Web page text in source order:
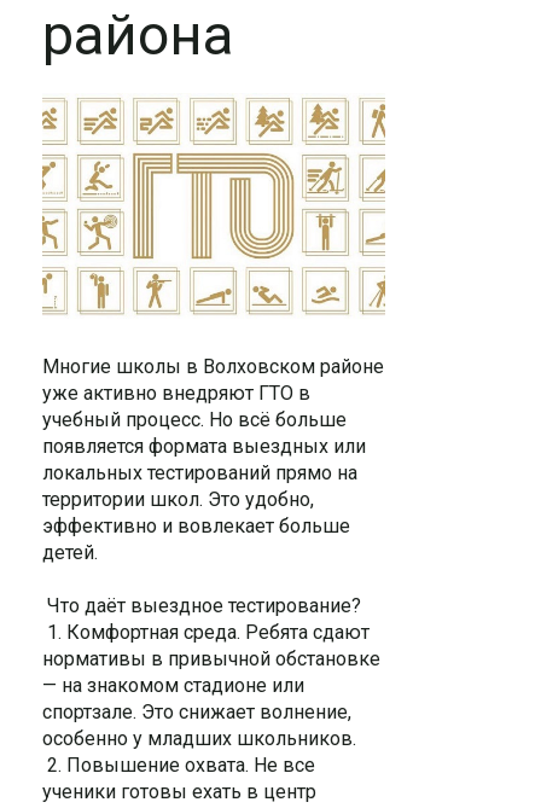
района
Многие школы в Волховском районе
уже активно внедряют ГТО в
учебный процесс. Но всё больше
появляется формата выездных или
локальных тестирований прямо на
территории школ. Это удобно,
эффективно и вовлекает больше
детей.
Что даёт выездное тестирование?
1. Комфортная среда. Ребята сдают
нормативы в привычной обстановке
— на знакомом стадионе или
спортзале. Это снижает волнение,
особенно у младших школьников.
2. Повышение охвата. Не все
ученики готовы ехать в центр